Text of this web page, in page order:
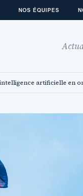
NOS ÉQUIPES
intelligence artificielle en